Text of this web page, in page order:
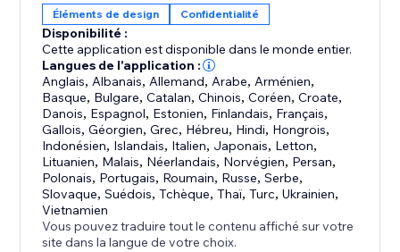
Éléments de design Confidentialité
Disponibilité :
Cette application est disponible dans le monde entier.
Langues de l'application :
Anglais, Albanais, Allemand, Arabe, Arménien,
Basque, Bulgare,Catalan,Chinois,Coréen,Croate,
Danois, Espagnol, Estonien, Finlandais, Français,
Gallois,Géorgien,Grec, Hébreu, Hindi, Hongrois,
Indonésien, Islandais, Italien, Japonais, Letton,
Lituanien, Malais, Néerlandais, Norvégien, Persan,
Polonais, Portugais, Roumain, Russe,Serbe,
Slovaque,Suédois,Tchèque,Thaï,Turc,Ukrainien,
Vietnamien
Vous pouvez traduire tout le contenu affiché sur votre
site dans la langue de votre choix.